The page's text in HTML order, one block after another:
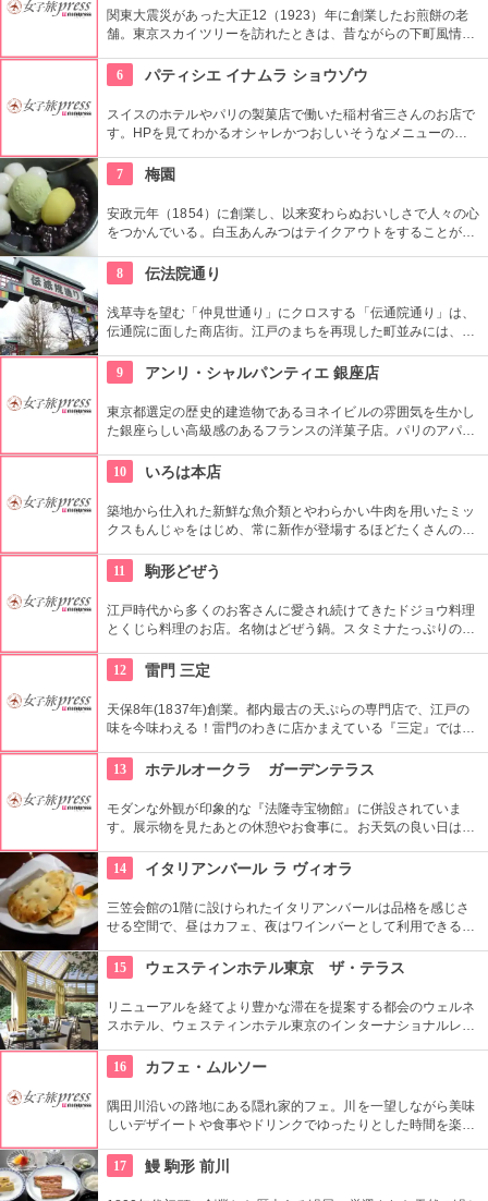
関東大震災があった大正12（1923）年に創業したお煎餅の老
舗。東京スカイツリーを訪れたときは、昔ながらの下町風情と
ではぬれ煎餅にアイスクリームをはさんだ「ぬれソフト」も人
気。
6 パティシエ イナムラ ショウゾウ
スイスのホテルやパリの製菓店で働いた稲村省三さんのお店で
す。HPを見てわかるオシャレかつおしいそうなメニューの
を絶えません。
7 梅園
安政元年（1854）に創業し、以来変わらぬおいしさで人々の心
をつかんでいる。白玉あんみつはテイクアウトをすることがで
8
伝法院通り
浅草寺を望む「仲見世通り」にクロスする「伝通院通り」は、
伝通院に面した商店街。江戸のまちを再現した町並みには、屋
あります。多彩なお店が並んでいて、買い物や食事も楽しめま
す。
9 アンリ・シャルパンティエ 銀座店
東京都選定の歴史的建造物であるヨネイビルの雰囲気を生かし
た銀座らしい高級感のあるフランスの洋菓子店。パリのアパル
看板メニューのクレープ・シュゼットを試してほしい。
10 いろは本店
築地から仕入れた新鮮な魚介類とやわらかい牛肉を用いたミッ
クスもんじゃをはじめ、常に新作が登場するほどたくさんの種
エビが自慢。
11 駒形どぜう
江戸時代から多くのお客さんに愛され続けてきたドジョウ料理
とくじら料理のお店。名物はどぜう鍋。スタミナたっぷりのど
く美味しく頂ける上に健康と美容にも良い。
12 雷門 三定
天保8年(1837年)創業。都内最古の天ぷらの専門店で、江戸の
味を今味わえる！雷門のわきに店かまえている『三定』では特
13
ホテルオークラ ガーデンテラス
モダンな外観が印象的な『法隆寺宝物館』に併設されていま
す。展示物を見たあとの休憩やお食事に。お天気の良い日はテ
が出ることもありますので、何度も訪れたいですね。
14 イタリアンバール ラ ヴィオラ
三笠会館の1階に設けられたイタリアンバールは品格を感じさ
せる空間で、昼はカフェ、夜はワインバーとして利用できる。
メニュー200円ほど安くなっている。
15 ウェスティンホテル東京 ザ・テラス
リニューアルを経てより豊かな滞在を提案する都会のウェルネ
スホテル、ウェスティンホテル東京のインターナショナルレス
にアツアツで食べられるビュッフェスタイルのレストラン。旬
の野菜がふんだんに使われているのでとてもヘルシー。宝石の
ようなデザートは、ベテランシェフ一押し。
16 カフェ・ムルソー
隅田川沿いの路地にある隠れ家的フェ。川を一望しながら美味
しいデザイートや食事やドリンクでゆったりとした時間を楽し
17
鰻 駒形 前川